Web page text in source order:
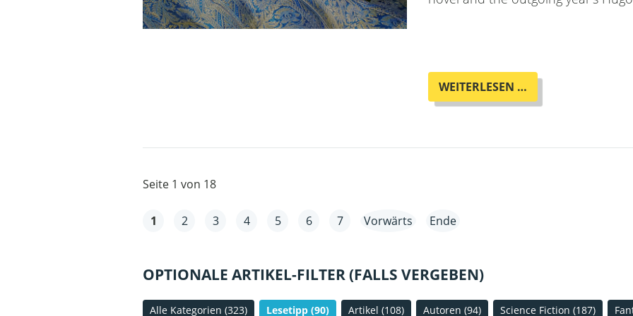
WEITERLESEN …
ADVENTSKALENDER
TÜR
Seite 1 von 18
1 2 3 4 5 6 7 Vorwärts Ende
OPTIONALE ARTIKEL-FILTER (FALLS VERGEBEN)
Alle Kategorien (323) Lesetipp (90) Artikel (108) Autoren (94) Science Fiction (187)